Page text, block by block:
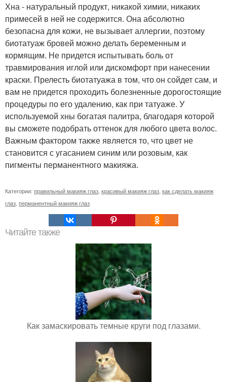
Хна - натуральный продукт, никакой химии, никаких
примесей в ней не содержится. Она абсолютно
безопасна для кожи, не вызывает аллергии, поэтому
биотатуаж бровей можно делать беременным и
кормящим. Не придется испытывать боль от
травмирования иглой или дискомфорт при нанесении
краски. Прелесть биотатуажа в том, что он сойдет сам, и
вам не придется проходить болезненные дорогостоящие
процедуры по его удалению, как при татуаже. У
используемой хны богатая палитра, благодаря которой
вы сможете подобрать оттенок для любого цвета волос.
Важным фактором также является то, что цвет не
становится с угасанием синим или розовым, как
пигменты перманентного макияжа.
Категории: правильный макияж глаз красивый макияж глаз как сделать макияж
глаз перманентный макияж глаз
Читайте также
Как замаскировать темные круги под глазами.